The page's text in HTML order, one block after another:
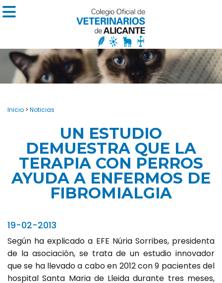
Inicio > Noticias
UN ESTUDIO
DEMUESTRA QUE LA
TERAPIA CON PERROS
AYUDA A ENFERMOS DE
FIBROMIALGIA
19-02-2013
Según ha explicado a EFE Núria Sorribes, presidenta
de la asociación, se trata de un estudio innovador
que se ha llevado a cabo en 2012 con 9 pacientes del
hospital Santa Maria de Lleida durante tres meses,